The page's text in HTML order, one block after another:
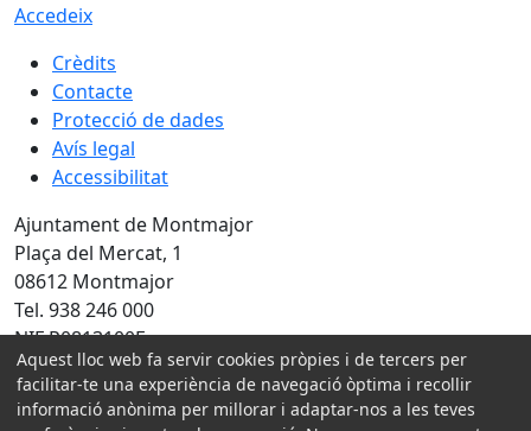
Accedeix
Crèdits
Contacte
Protecció de dades
Avís legal
Accessibilitat
Ajuntament de Montmajor
Plaça del Mercat, 1
08612 Montmajor
Tel. 938 246 000
NIF P0813100E
Amb la col·laboració de:
Aquest lloc web fa servir cookies pròpies i de tercers per
facilitar-te una experiència de navegació òptima i recollir
informació anònima per millorar i adaptar-nos a les teves